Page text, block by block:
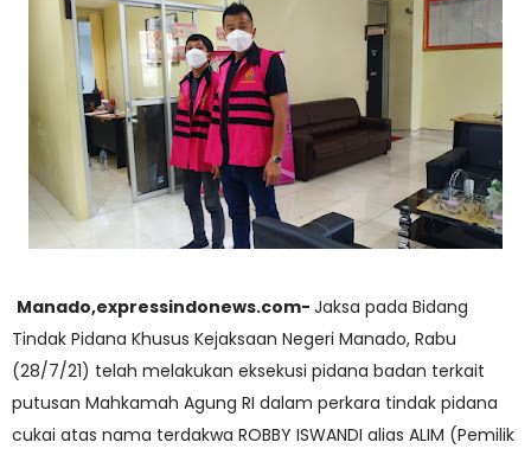
Manado,expressindonews.com- Jaksa pada Bidang
Tindak Pidana Khusus Kejaksaan Negeri Manado, Rabu
(28/7/21) telah melakukan eksekusi pidana badan terkait
putusan Mahkamah Agung RI dalam perkara tindak pidana
cukai atas nama terdakwa ROBBY ISWANDI alias ALIM (Pemilik